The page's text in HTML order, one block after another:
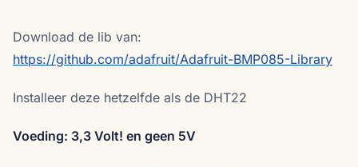
Download de lib van:
https://github.com/adafruit/Adafruit-BMP085-Library
Installeer deze hetzelfde als de DHT22
Voeding: 3,3 Volt! en geen 5V